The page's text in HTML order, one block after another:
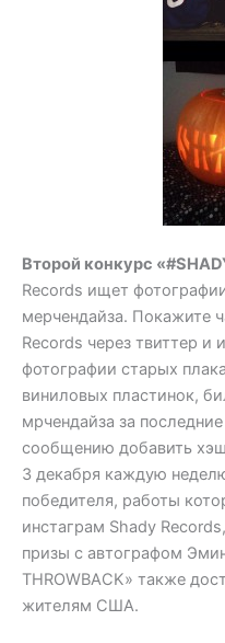
Второй конкурс
Records ищет
мерчендайза. Покажите
Records через твиттер и
фотографии старых
виниловых пластинок,
мрчендайза за
сообщению добавить
3 декабря каждую
победителя, работы
инстаграм Shady
призы с автографом
THROWBACK» также
жителям США.